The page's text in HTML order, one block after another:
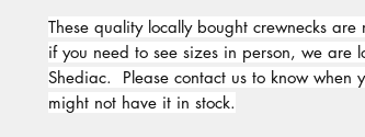
These quality locally bought crewnecks
if you need to see sizes in person, we are
Shediac. Please contact us to know when
might not have it in stock.